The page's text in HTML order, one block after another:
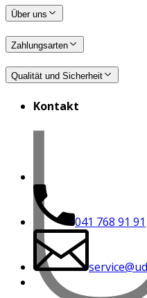
Über uns
Zahlungsarten
Qualität und Sicherheit
Kontakt
041 768 91 91